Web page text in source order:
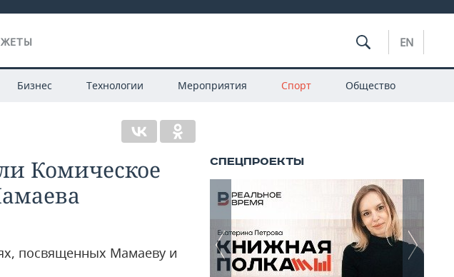
EN
Бизнес Технологии Мероприятия Спорт Общество
Комическое
посвященных Мамаеву и